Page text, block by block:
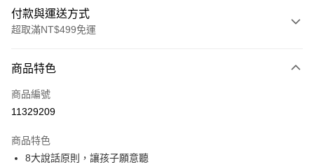
付款與運送方式
超取滿NT$499免運
信用卡一次付款
超商取貨付款
Apple Pay
商品特色
商品編號
11329209
商品特色
8大說話原則，讓孩子願意聽